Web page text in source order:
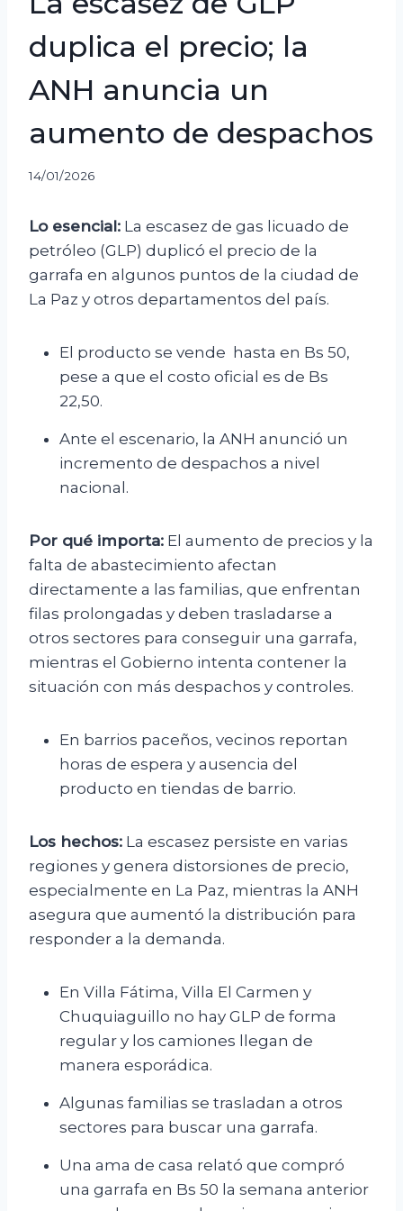
duplica el precio; la
ANH anuncia un
aumento de despachos
14/01/2026
Lo esencial: La escasez de gas licuado de
petróleo (GLP) duplicó el precio de la
garrafa en algunos puntos de la ciudad de
La Paz y otros departamentos del país.
El producto se vende hasta en Bs 50,
pese a que el costo oficial es de Bs
22,50.
Ante el escenario, la ANH anunció un
incremento de despachos a nivel
nacional.
Por qué importa: El aumento de precios y la
falta de abastecimiento afectan
directamente a las familias, que enfrentan
filas prolongadas y deben trasladarse a
otros sectores para conseguir una garrafa,
mientras el Gobierno intenta contener la
situación con más despachos y controles.
En barrios paceños, vecinos reportan
horas de espera y ausencia del
producto en tiendas de barrio.
Los hechos: La escasez persiste en varias
regiones y genera distorsiones de precio,
especialmente en La Paz, mientras la ANH
asegura que aumentó la distribución para
responder a la demanda.
En Villa Fátima, Villa El Carmen y
Chuquiaguillo no hay GLP de forma
regular y los camiones llegan de
manera esporádica.
Algunas familias se trasladan a otros
sectores para buscar una garrafa.
Una ama de casa relató que compró
una garrafa en Bs 50 la semana anterior